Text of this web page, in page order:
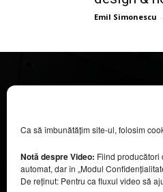
Ca să îmbunătățim site-ul, folosim
Notă despre Video: Fiind producători
automat, dar în „Modul
De reținut: Pentru ca fluxul video să
Emil Simonescu -
COOL MEDIA BROADCASTING
Toate drepturile rezervate.
Contacte în secțiunea „Despre noi”.
Urmăriți emisiunea Casa Magazin